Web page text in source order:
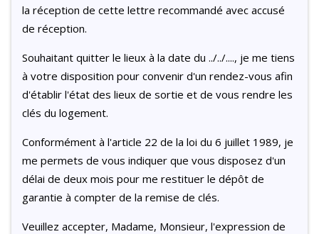
la réception de cette lettre recommandé avec accusé
de réception.
Souhaitant quitter le lieux à la date du ../../...., je me tiens
à votre disposition pour convenir d'un rendez-vous afin
d'établir l'état des lieux de sortie et de vous rendre les
clés du logement.
Conformément à l'article 22 de la loi du 6 juillet 1989, je
me permets de vous indiquer que vous disposez d'un
délai de deux mois pour me restituer le dépôt de
garantie à compter de la remise de clés.
Veuillez accepter, Madame, Monsieur, l'expression de